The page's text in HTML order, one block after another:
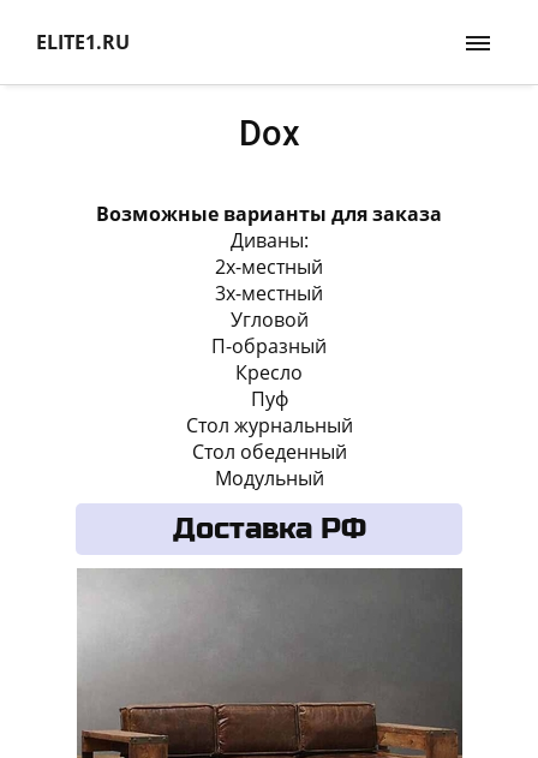
ELITE1.RU
Dox
Возможные варианты для заказа
Диваны:
2х-местный
3х-местный
Угловой
П-образный
Кресло
Пуф
Стол журнальный
Стол обеденный
Модульный
Доставка РФ